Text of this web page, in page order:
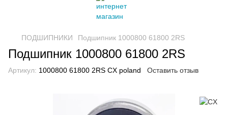
ПОДШИПНИКИ Подшипник 1000800 61800 2RS
Подшипник 1000800 61800 2RS
Артикул: 1000800 61800 2RS CX poland Оставить отзыв